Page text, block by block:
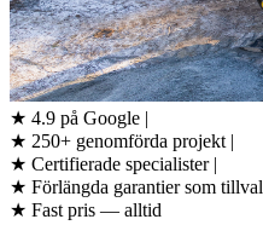
★ 4.9 på Google |
★ 250+ genomförda projekt |
★ Certifierade specialister |
★ Förlängda garantier som tillval
★ Fast pris — alltid